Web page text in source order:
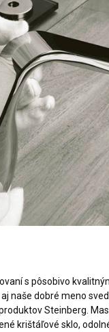
s pôsobivo
naše dobré meno
Steinberg.
krištáľové sklo,